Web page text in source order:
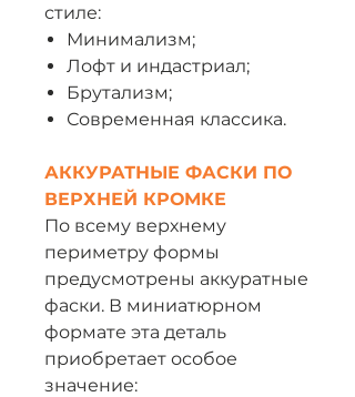
стиле:
Минимализм;
Лофт и индастриал;
Брутализм;
Современная классика.
АККУРАТНЫЕ ФАСКИ ПО
ВЕРХНЕЙ КРОМКЕ
По всему верхнему
периметру формы
предусмотрены аккуратные
фаски. В миниатюрном
формате эта деталь
приобретает особое
значение: